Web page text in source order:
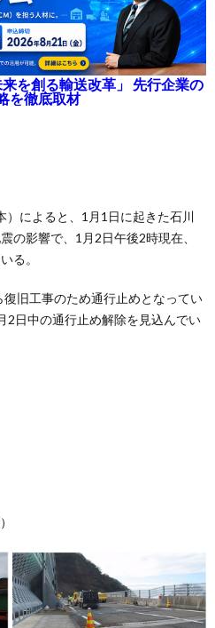
を創る輸送改革」 先行企業の
を徹底取材
）によると、1月1日に起きた石川
の影響で、1月2日午後2時現在、
る。
旧工事のため通行止めとなってい
2日中の通行止め解除を見込んでい